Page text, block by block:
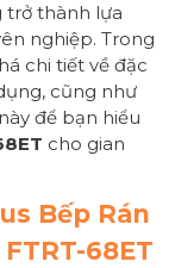
trở thành lựa
nghiệp. Trong
chi tiết về đặc
cũng như
để bạn hiểu
cho gian
Bếp Rán
68ET